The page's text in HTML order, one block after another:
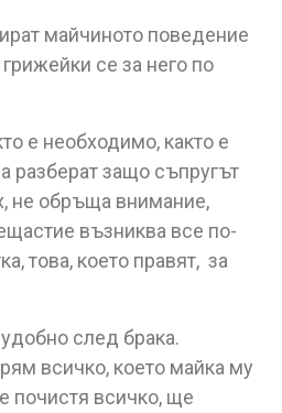
майчиното поведение
се за него по
е необходимо, както е
разберат защо съпругът
не обръща внимание,
възниква все по-
това, което правят, за
след брака.
всичко, което майка му
почистя всичко, ще